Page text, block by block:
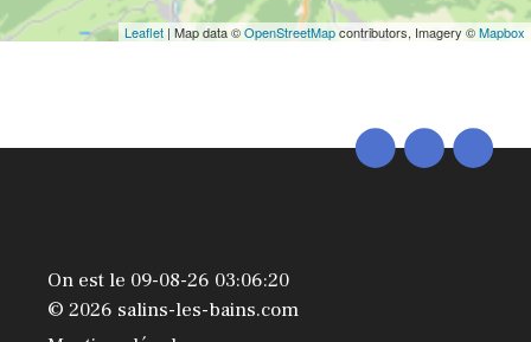
Leaflet | Map data ©OpenStreetMapcontributors, Imagery ©Mapbox
On est le 09-08-26 03:06:20
© 2026 salins-les-bains.com